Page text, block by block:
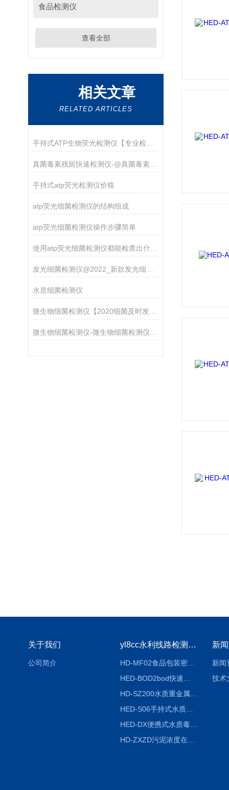
食品检测仪
查看全部
相关文章
RELATED ARTICLES
真菌毒素残留快速检测仪-@真菌毒素残留快速检测仪
手持式atp荧光检测仪价格
atp荧光细菌检测仪的结构组成
atp荧光细菌检测仪操作步骤简单
使用atp荧光细菌检测仪都能检查出什么？一起来看看吧
水质细菌检测仪
微生物细菌检测仪【2020细菌及时发现处理仪器介绍】
关于我们
公司简介
yl8cc永利线路检测中心
HD-MF02食品包装密封性检测仪
HED-S06手持式水质检测仪
HED-DX便携式水质毒性快速检测仪
HD-ZXZD污泥浓度在线监测仪
新
新闻
技术